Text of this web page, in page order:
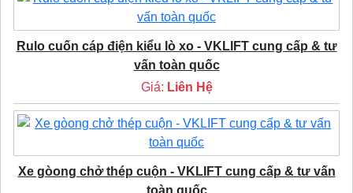
Rulo cuốn cáp điện kiểu lò xo - VKLIFT cung cấp & tư
vấn toàn quốc
Giá: Liên Hệ
Xe gòong chở thép cuộn - VKLIFT cung cấp & tư vấn
toàn quốc